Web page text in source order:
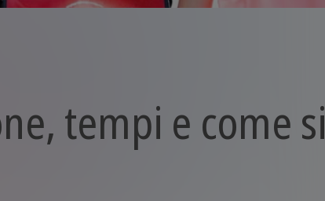
tempi e come si